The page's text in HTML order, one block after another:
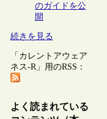
のガイドを公
開
続きを見る
「カレントアウェア
ネス-R」用のRSS：
よく読まれている